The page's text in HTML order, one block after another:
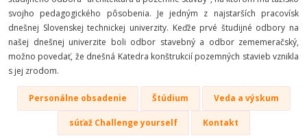
svojho pedagogického pôsobenia. Je jedným z najstarších pracovísk
dnešnej Slovenskej technickej univerzity. Keďže prvé študijné odbory na
našej dnešnej univerzite boli odbor stavebný a odbor zememeračský,
možno povedať, že dnešná Katedra konštrukcií pozemných stavieb vznikla
s jej zrodom.
Personálne obsadenie Štúdium Veda a výskum
súťaž Challenge yourself Kontakt